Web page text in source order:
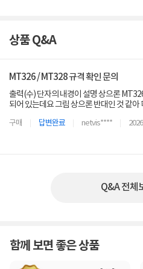
상품 Q&A
MT326 / MT328 규격 확인 문의
출력(수) 단자의 내경이 설명 상으론
되어 있는데요 그림 상으론 반대인 것 같아
구매 답변완료 netvis****
Q&A 전체
함께 보면 좋은 상품